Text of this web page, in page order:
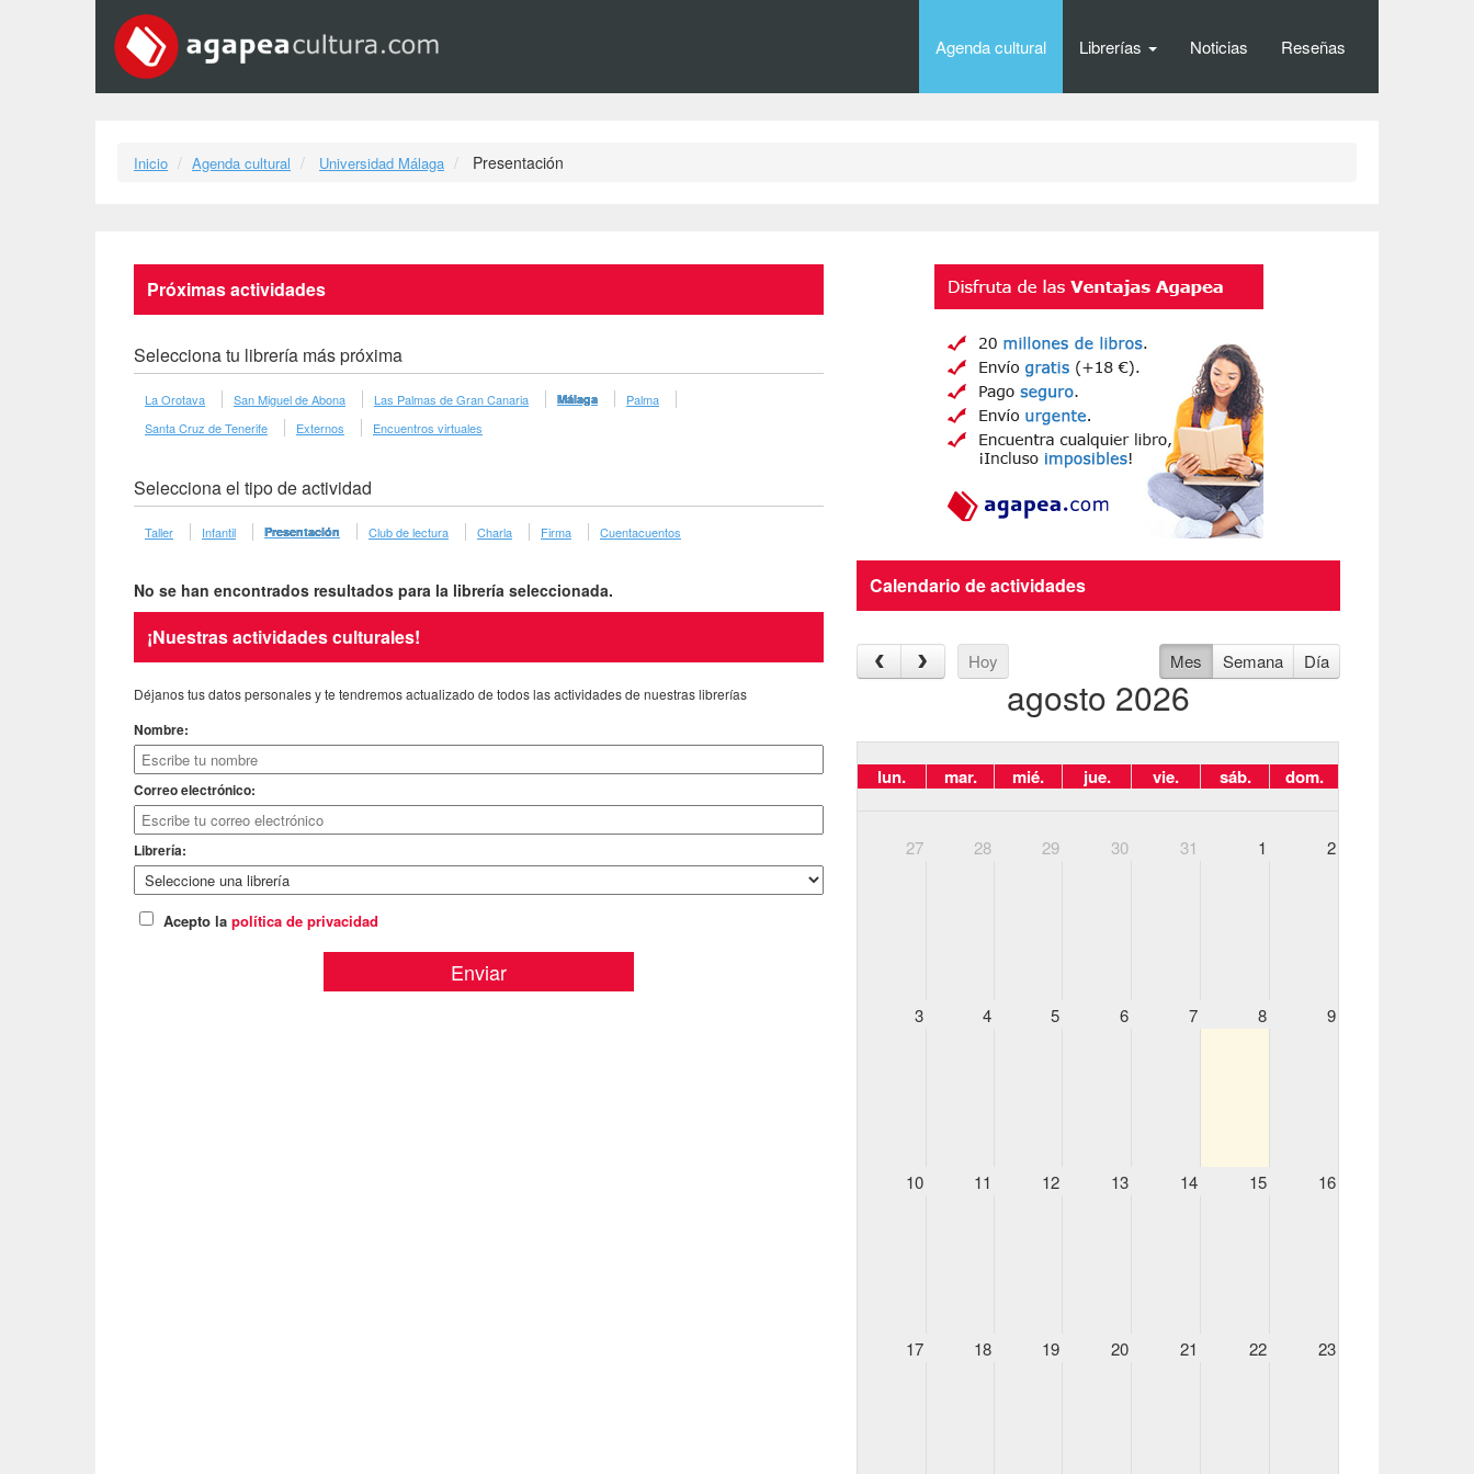
Agenda cultural Librerías Noticias Reseñas
Inicio Agenda cultural Universidad Málaga Presentación
Próximas actividades
Selecciona tu librería más próxima
La Orotava San Miguel de Abona Las Palmas de Gran Canaria Málaga
Palma
Santa Cruz de Tenerife
Externos Encuentros virtuales
Selecciona el tipo de actividad
Taller Infantil Presentación Club de lectura Charla Firma Cuentacuentos
No se han encontrados resultados para la librería seleccionada.
¡Nuestras actividades culturales!
Déjanos tus datos personales y te tendremos actualizado de todos las actividades de nuestras librerías
Nombre:
Correo electrónico:
Librería:
Acepto la política de privacidad
Calendario de actividades
Hoy Mes Semana Día
agosto 2026
lun. mar. mié. jue. vie. sáb. dom.
27 28 29 30 31 1 2
3 4 5 6 7 8 9
10 11 12 13 14 15 16
17 18 19 20 21 22 23